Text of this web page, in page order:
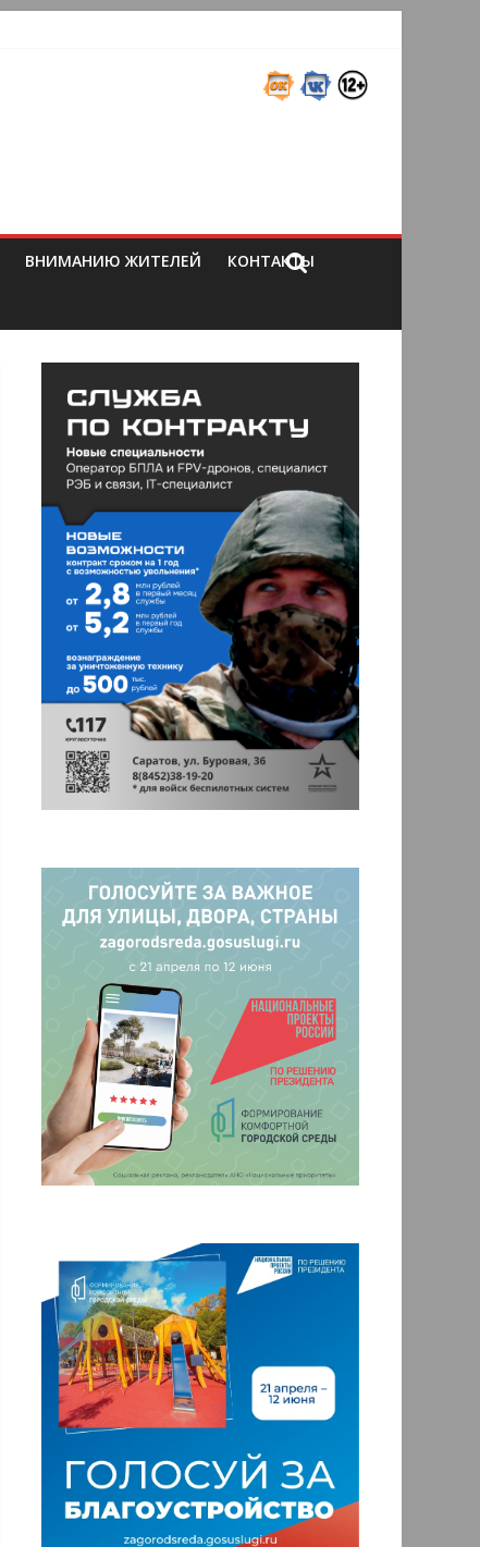
ВНИМАНИЮ ЖИТЕЛЕЙ КОНТАКТЫ